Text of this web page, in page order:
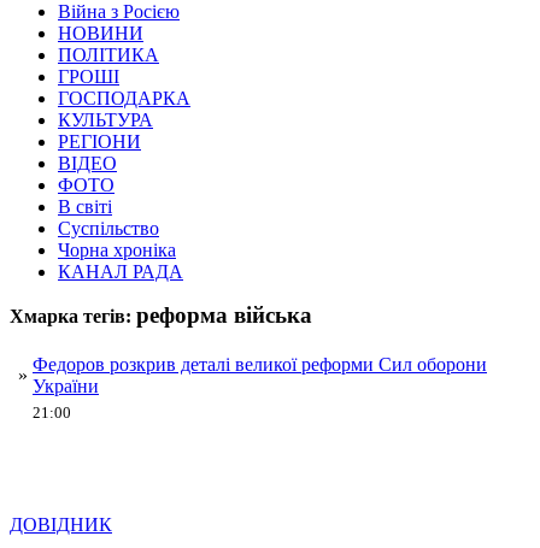
Війна з Росією
НОВИНИ
ПОЛІТИКА
ГРОШІ
ГОСПОДАРКА
КУЛЬТУРА
РЕГІОНИ
ВІДЕО
ФОТО
В світі
Суспільство
Чорна хроніка
КАНАЛ РАДА
Хмарка тегів: реформа війська
»
Федоров розкрив деталі великої реформи Сил оборони
України
21:00
ДОВІДНИК